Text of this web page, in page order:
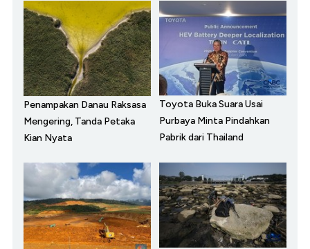
Penampakan Danau Raksasa
Mengering, Tanda Petaka
Kian Nyata
Toyota Buka Suara Usai
Purbaya Minta Pindahkan
Pabrik dari Thailand